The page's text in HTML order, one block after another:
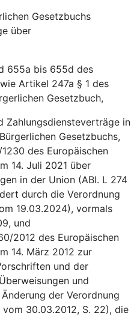
Gesetzbuchs
über
655a bis 655d des
Artikel 247a § 1 des
Gesetzbuch,
Zahlungsdiensteverträge in
Gesetzbuchs,
des Europäischen
14. Juli 2021 über
in der Union (ABl. L 274
durch die Verordnung
19.03.2024), vormals
und
2012 des Europäischen
14. März 2012 zur
und der
und
der Verordnung
30.03.2012, S. 22), die